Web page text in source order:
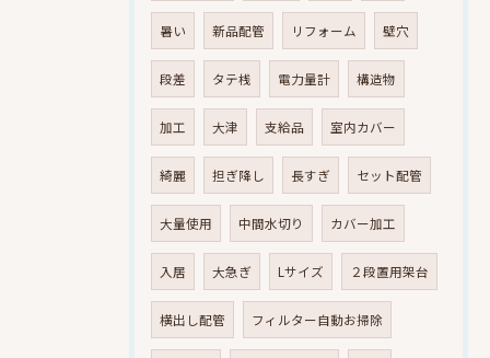
暑い 新品配管 リフォーム 壁穴
段差 タテ桟 電力量計 構造物
加工 大津 支給品 室内カバー
綺麗 担ぎ降し 長すぎ セット配管
大量使用 中間水切り カバー加工
入居 大急ぎ Lサイズ ２段置用架台
横出し配管 フィルター自動お掃除